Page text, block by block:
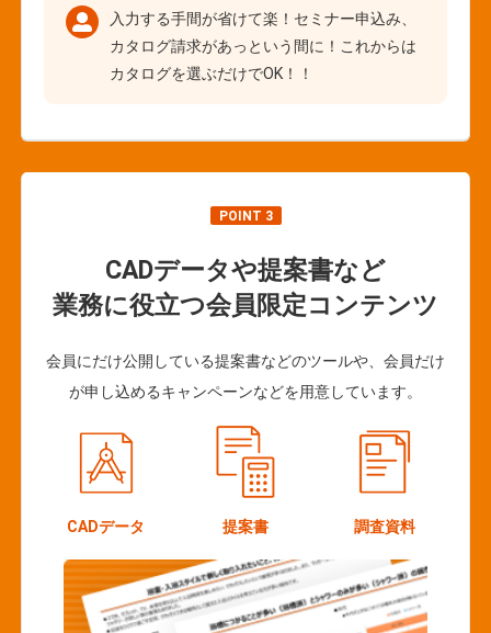
入力する手間が省けて楽！セミナー申込み、
カタログ請求があっという間に！これからは
カタログを選ぶだけでOK！！
POINT 3
CADデータや提案書など
業務に役立つ会員限定コンテンツ
会員にだけ公開している提案書などのツールや、会員だけ
が申し込めるキャンペーンなどを用意しています。
CADデータ 提案書 調査資料